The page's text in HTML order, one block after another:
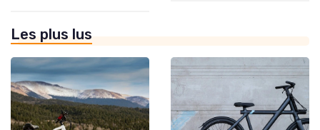
Les plus lus